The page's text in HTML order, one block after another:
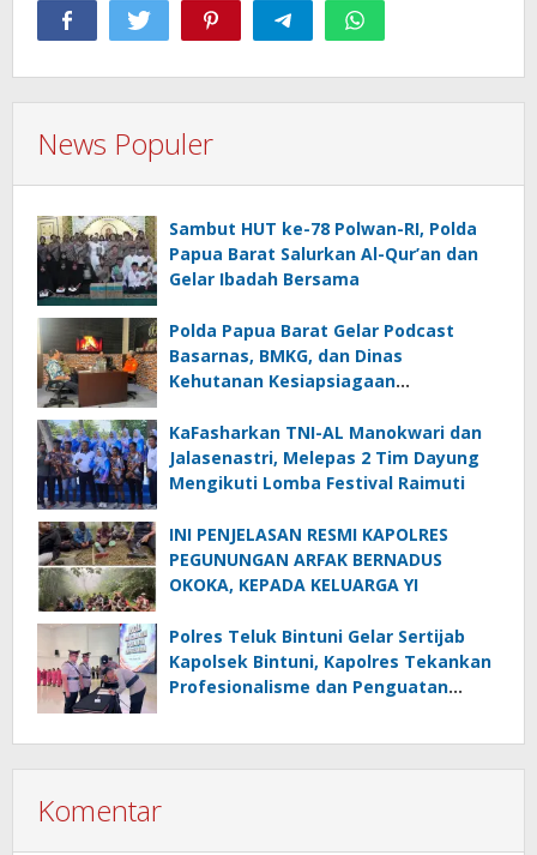
News Populer
Sambut HUT ke-78 Polwan-RI, Polda
Papua Barat Salurkan Al-Qur’an dan
Gelar Ibadah Bersama
Polda Papua Barat Gelar Podcast
Basarnas, BMKG, dan Dinas
Kehutanan Kesiapsiagaan
KaFasharkan TNI-AL Manokwari dan
Jalasenastri, Melepas 2 Tim Dayung
Mengikuti Lomba Festival Raimuti
INI PENJELASAN RESMI KAPOLRES
PEGUNUNGAN ARFAK BERNADUS
OKOKA, KEPADA KELUARGA YI
Polres Teluk Bintuni Gelar Sertijab
Kapolsek Bintuni, Kapolres Tekankan
Profesionalisme dan Penguatan
Komentar